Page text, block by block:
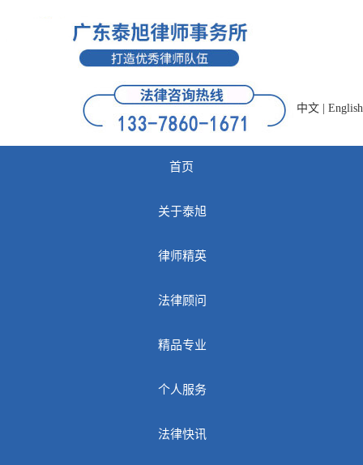
中文 English
首页
关于泰旭
律师精英
法律顾问
精品专业
个人服务
法律快讯